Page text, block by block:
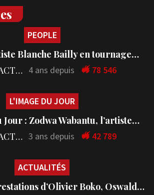
PEOPLE
Blanche Bailly en tournage…
LA REDACTION 4 ans depuis 78 546
L'IMAGE DU JOUR
Jour : Zodwa Wabantu, l’artiste…
LA REDACTION 3 ans depuis 42 789
ACTUALITÉS
d’Olivier Boko, Oswald…